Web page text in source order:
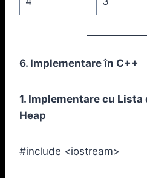
6. Implementare în C++
1. Implementare cu
Heap
#include <iostream>